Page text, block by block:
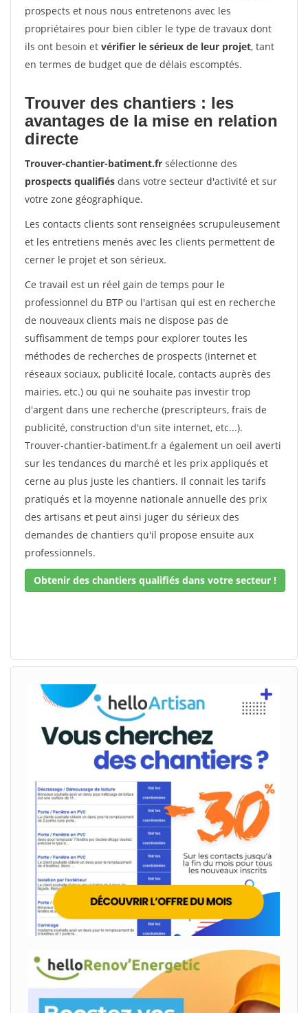
prospects et nous nous entretenons avec les
propriétaires pour bien cibler le type de travaux dont
ils ont besoin et vérifier le sérieux de leur projet, tant
en termes de budget que de délais escomptés.
Trouver des chantiers : les
avantages de la mise en relation
directe
Trouver-chantier-batiment.fr sélectionne des
prospects qualifiés dans votre secteur d'activité et sur
votre zone géographique.
Les contacts clients sont renseignées scrupuleusement
et les entretiens menés avec les clients permettent de
cerner le projet et son sérieux.
Ce travail est un réel gain de temps pour le
professionnel du BTP ou l'artisan qui est en recherche
de nouveaux clients mais ne dispose pas de
suffisamment de temps pour explorer toutes les
méthodes de recherches de prospects (internet et
réseaux sociaux, publicité locale, contacts auprès des
mairies, etc.) ou qui ne souhaite pas investir trop
d'argent dans une recherche (prescripteurs, frais de
publicité, construction d'un site internet, etc...).
Trouver-chantier-batiment.fr a également un oeil averti
sur les tendances du marché et les prix appliqués et
cerne au plus juste les chantiers. Il connait les tarifs
pratiqués et la moyenne nationale annuelle des prix
des artisans et peut ainsi juger du sérieux des
demandes de chantiers qu'il propose ensuite aux
professionnels.
Obtenir des chantiers qualifiés dans votre secteur !